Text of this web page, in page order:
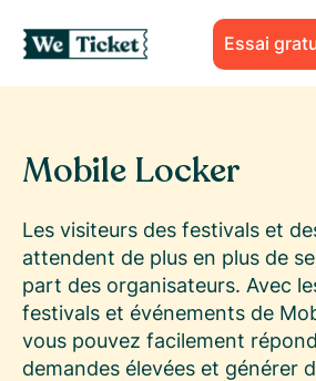
Essai
Mobile Locker
Les visiteurs des festivals et
attendent de plus en plus de
part des organisateurs. Avec
festivals et événements de
vous pouvez facilement
demandes élevées et générer